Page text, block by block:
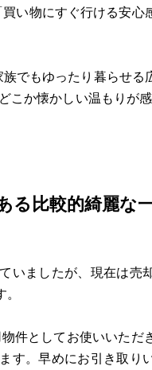
い物にすぐ行ける安心
でもゆったり暮らせる
か懐かしい温もりが
る比較的綺麗な
いましたが、現在は売
件としてお使いいただ
す。早めにお引き取り